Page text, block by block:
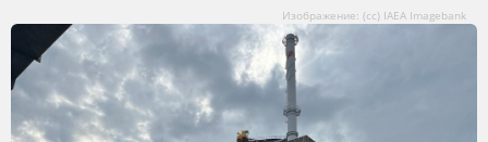
Изображение: (cc) IAEA Imagebank